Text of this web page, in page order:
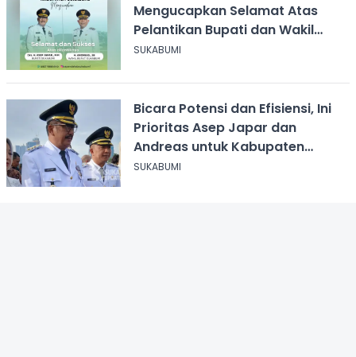
Mengucapkan Selamat Atas
Pelantikan Bupati dan Wakil
Bupati Periode 2025-2030
SUKABUMI
Bicara Potensi dan Efisiensi, Ini
Prioritas Asep Japar dan
Andreas untuk Kabupaten
Sukabumi
SUKABUMI